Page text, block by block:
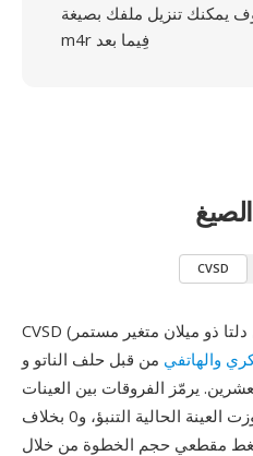
يمكنك تنزيل ملفك بصيغة
m4r فِيما بعد
CVSD
والهاتفي من قبل حلف الناتو وCCITT
يرمّز الفروقات بين العينات
المتتالية كبت واحد — 1 إذا تجاوزت العينة الحالية التنبؤ، و0 بخلاف
مقطعي حجم الخطوة من خلال